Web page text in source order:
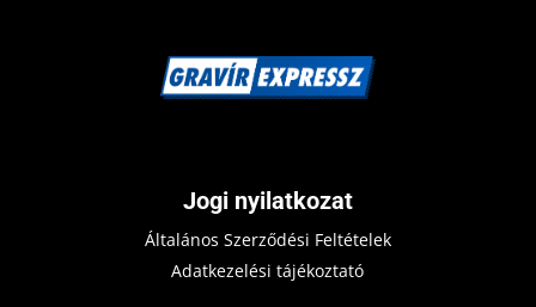
Jogi nyilatkozat
Általános Szerződési Feltételek
Adatkezelési tájékoztató